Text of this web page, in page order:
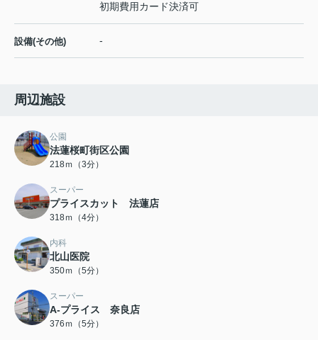
初期費用カード決済可
設備(その他) -
周辺施設
公園
法蓮桜町街区公園
218ｍ（3分）
スーパー
プライスカット 法蓮店
318ｍ（4分）
内科
北山医院
350ｍ（5分）
スーパー
A-プライス 奈良店
376ｍ（5分）